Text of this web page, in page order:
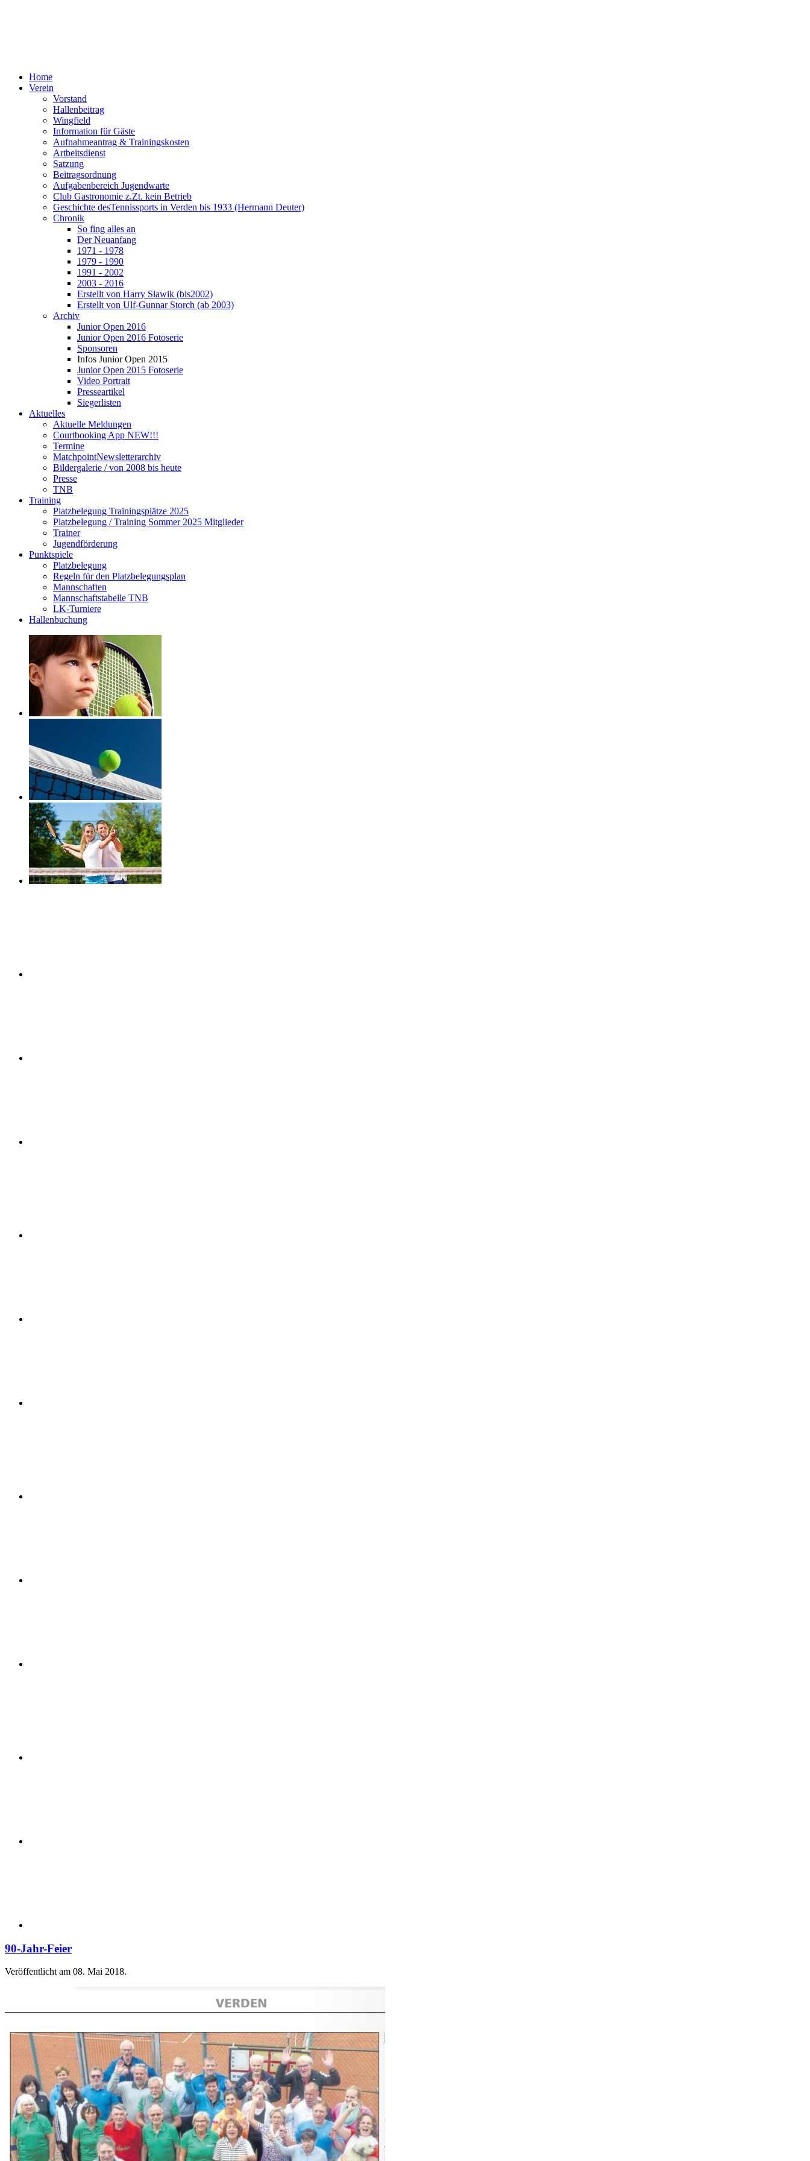
Home
Verein
Vorstand
Hallenbeitrag
Wingfield
Information für Gäste
Aufnahmeantrag & Trainingskosten
Artbeitsdienst
Satzung
Beitragsordnung
Aufgabenbereich Jugendwarte
Club Gastronomie z.Zt. kein Betrieb
Geschichte desTennissports in Verden bis 1933 (Hermann Deuter)
Chronik
So fing alles an
Der Neuanfang
1971 - 1978
1979 - 1990
1991 - 2002
2003 - 2016
Erstellt von Harry Slawik (bis2002)
Erstellt von Ulf-Gunnar Storch (ab 2003)
Archiv
Junior Open 2016
Junior Open 2016 Fotoserie
Sponsoren
Infos Junior Open 2015
Junior Open 2015 Fotoserie
Video Portrait
Presseartikel
Siegerlisten
Aktuelles
Aktuelle Meldungen
Courtbooking App NEW!!!
Termine
MatchpointNewsletterarchiv
Bildergalerie / von 2008 bis heute
Presse
TNB
Training
Platzbelegung Trainingsplätze 2025
Platzbelegung / Training Sommer 2025 Mitglieder
Trainer
Jugendförderung
Punktspiele
Platzbelegung
Regeln für den Platzbelegungsplan
Mannschaften
Mannschaftstabelle TNB
LK-Turniere
Hallenbuchung
90-Jahr-Feier
Veröffentlicht am 08. Mai 2018.